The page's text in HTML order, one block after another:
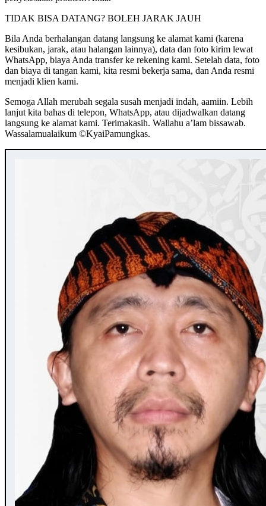
TIDAK BISA DATANG? BOLEH JARAK JAUH
Bila Anda berhalangan datang langsung ke alamat kami (karena
kesibukan, jarak, atau halangan lainnya), data dan foto kirim lewat
WhatsApp, biaya Anda transfer ke rekening kami. Setelah data, foto
dan biaya di tangan kami, kita resmi bekerja sama, dan Anda resmi
menjadi klien kami.
Semoga Allah merubah segala susah menjadi indah, aamiin. Lebih
lanjut kita bahas di telepon, WhatsApp, atau dijadwalkan datang
langsung ke alamat kami. Terimakasih. Wallahu a’lam bissawab.
Wassalamualaikum ©️KyaiPamungkas.